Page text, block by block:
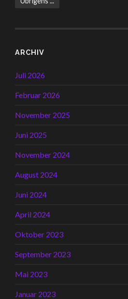
ARCHIV
Juli 2026
Februar 2026
November 2025
Juni 2025
November 2024
August 2024
Juni 2024
April 2024
Oktober 2023
September 2023
Mai 2023
Januar 2023